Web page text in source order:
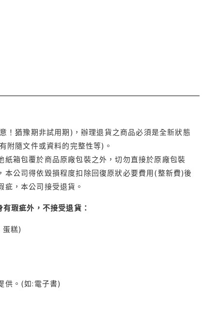
！猶豫期非試用期)，辦理退貨之商品必須是全新狀態
附隨文件或資料的完整性等)。
箱包覆於商品原廠包裝之外，切勿直接於原廠包裝
公司得依毀損程度扣除回復原狀必要費用(整新費)後
，本公司接受退貨。
瑕疵外，不接受退貨：
蛋糕)
供。(如:電子書)